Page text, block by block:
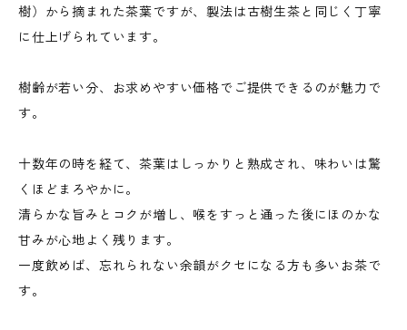
樹）から摘まれた茶葉ですが、製法は古樹生茶と同じく丁寧
に仕上げられています。
樹齢が若い分、お求めやすい価格でご提供できるのが魅力で
す。
十数年の時を経て、茶葉はしっかりと熟成され、味わいは驚
くほどまろやかに。
清らかな旨みとコクが増し、喉をすっと通った後にほのかな
甘みが心地よく残ります。
一度飲めば、忘れられない余韻がクセになる方も多いお茶で
す。